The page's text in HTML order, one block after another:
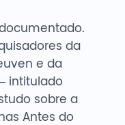
da
e da
intitulado
sobre a
Antes do